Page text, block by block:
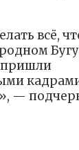
всё,
пришли
—